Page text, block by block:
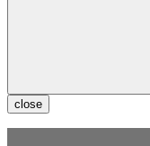
close